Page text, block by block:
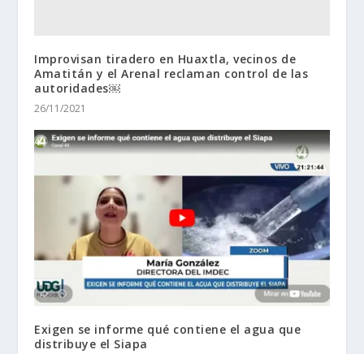
Improvisan tiradero en Huaxtla, vecinos de
Amatitán y el Arenal reclaman control de las
autoridades￼
26/11/2021
Exigen se informe qué contiene el agua que
distribuye el Siapa